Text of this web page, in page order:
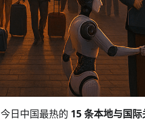
今日中国最热的 15 条本地与国际